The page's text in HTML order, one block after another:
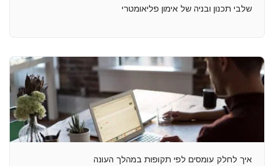
שלבי תכנון ובניה של אימון פליאומטרי
איך לחלק עומסים לפי תקופות במהלך העונה